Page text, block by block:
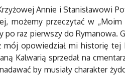
Annie i Stanisławowi
możemy przeczytać w
raz pierwszy do Rymanowa.
mój opowiedział mi historię
Kalwarią sprzedał na
by musiały charakter